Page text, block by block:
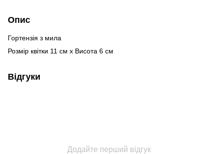
Опис
Гортензія з мила
Розмір квітки 11 см х Висота 6 см
Відгуки
Додайте перший відгук